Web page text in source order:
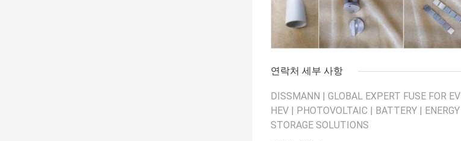
연락처 세부 사항
DISSMANN | GLOBAL EXPERT FUSE FOR EV |
HEV | PHOTOVOLTAIC | BATTERY | ENERGY
STORAGE SOLUTIONS